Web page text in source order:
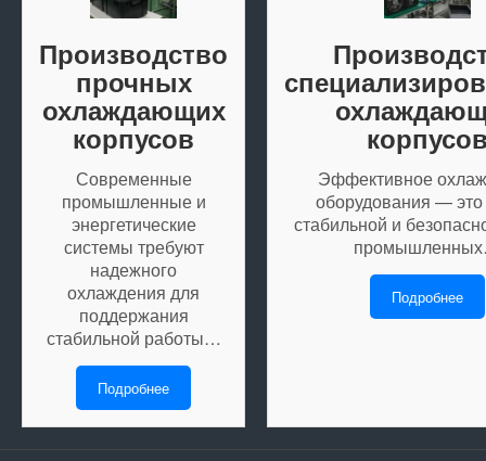
Производство
прочных
охлаждающих
корпусов
Современные
промышленные и
энергетические
системы требуют
надежного
охлаждения для
поддержания
стабильной работы…
Подробнее
Эффективное
оборудования — это
стабильной и
Подробнее